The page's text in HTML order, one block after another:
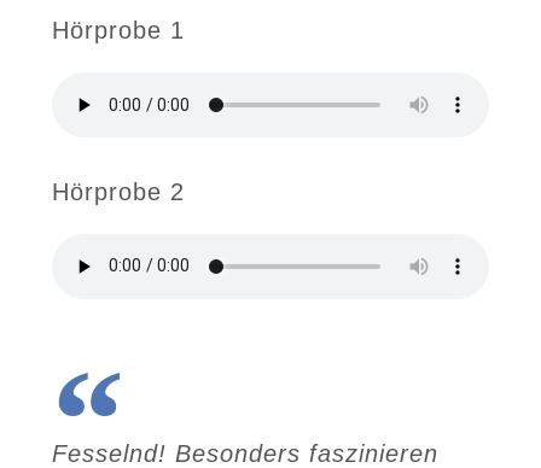
Hörprobe 1
Hörprobe 2
Fesselnd! Besonders faszinieren